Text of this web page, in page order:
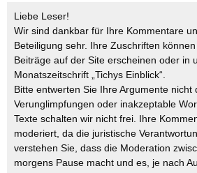
Liebe Leser!
Wir sind dankbar für Ihre Kommentare
Beteiligung sehr. Ihre Zuschriften
Beiträge auf der Site erscheinen oder in
Monatszeitschrift „Tichys Einblick“.
Bitte entwerten Sie Ihre Argumente nicht
Verunglimpfungen oder inakzeptable
Texte schalten wir nicht frei. Ihre
moderiert, da die juristische
verstehen Sie, dass die Moderation
morgens Pause macht und es, je nach